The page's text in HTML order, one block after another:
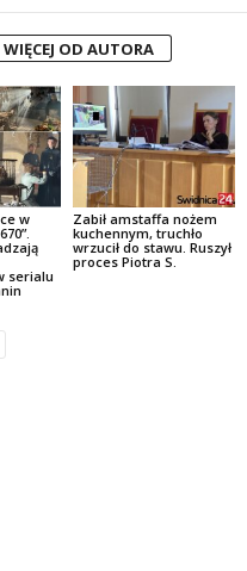
WIĘCEJ OD AUTORA
w
serialu
Zabił amstaffa nożem
kuchennym, truchło
wrzucił do stawu. Ruszył
proces Piotra S.